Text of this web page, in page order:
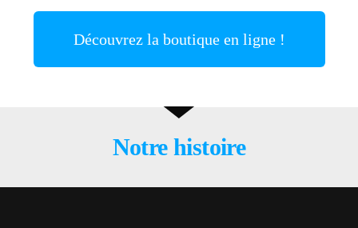
Découvrez la boutique en ligne !
Notre histoire